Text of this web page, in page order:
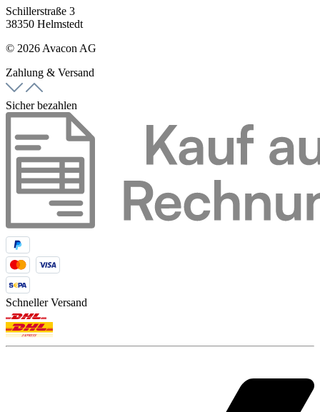
Schillerstraße 3
38350 Helmstedt
© 2026 Avacon AG
Zahlung & Versand
Sicher bezahlen
Schneller Versand